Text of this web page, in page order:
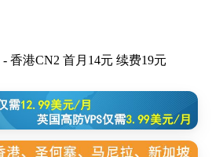
香港CN2 首月14元 续费19元